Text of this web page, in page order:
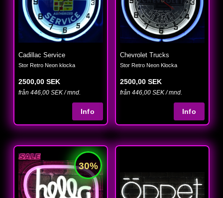
Cadillac Service
Stor Retro Neon klocka
2500,00 SEK
från 446,00 SEK / mnd.
Chevrolet Trucks
Stor Retro Neon Klocka
2500,00 SEK
från 446,00 SEK / mnd.